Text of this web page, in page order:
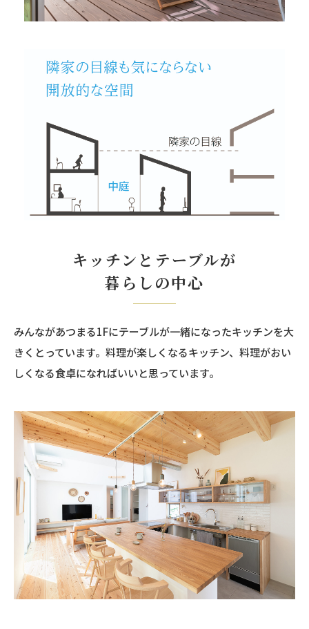
キッチンとテーブルが
暮らしの中心
みんながあつまる1Fにテーブルが一緒になったキッチンを大
きくとっています。料理が楽しくなるキッチン、料理がおい
しくなる食卓になればいいと思っています。